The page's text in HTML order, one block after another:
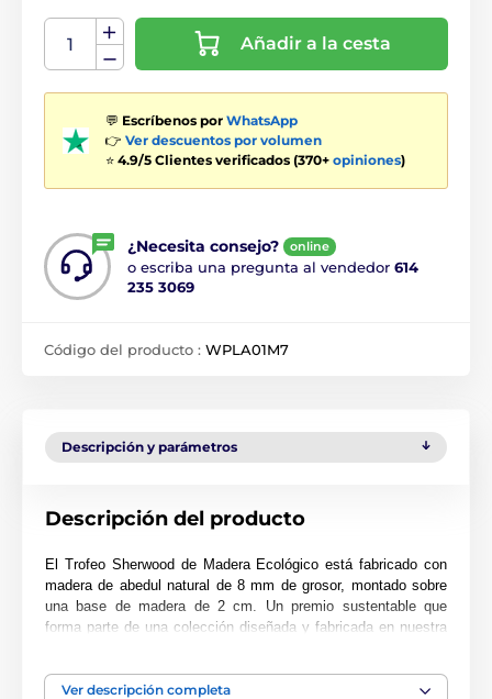
Añadir a la cesta
💬 Escríbenos por WhatsApp
👉 Ver descuentos por volumen
⭐ 4.9/5 Clientes verificados (370+ opiniones)
¿Necesita consejo? online
o escriba una pregunta al vendedor 614
235 3069
Código del producto : WPLA01M7
Descripción y parámetros
Descripción del producto
El Trofeo Sherwood de Madera Ecológico está fabricado con
madera de abedul natural de 8 mm de grosor, montado sobre
una base de madera de 2 cm. Un premio sustentable que
forma parte de una colección diseñada y fabricada en nuestra
premiación.
Ver descripción completa